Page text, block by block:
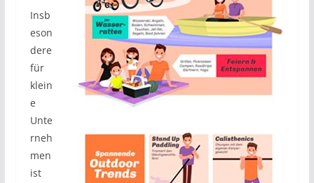
Insb
eson
dere
für
klein
e
Unte
rneh
men
ist